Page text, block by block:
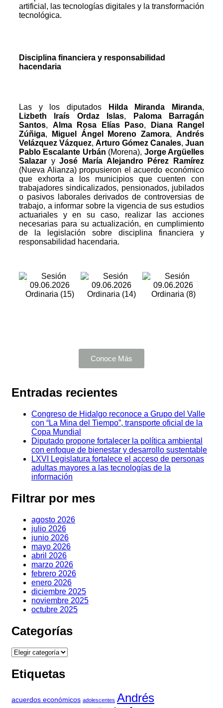
artificial, las tecnologías digitales y la transformación
tecnológica.
Disciplina financiera y responsabilidad
hacendaria
Las y los diputados Hilda Miranda Miranda,
Lizbeth lraís Ordaz Islas,
Paloma Barragán
Santos, Alma Rosa Elías Paso,
Diana Rangel
Zúñiga, Miguel Ángel Moreno Zamora,Andrés
Velázquez Vázquez, Arturo Gómez Canales, Juan
Pablo Escalante Urbán (Morena), Jorge Argüelles
Salazar yJosé María Alejandro Pérez Ramírez
(Nueva Alianza) propusieron el acuerdo económico
que exhorta a los municipios que cuenten con
trabajadores sindicalizados, pensionados, jubilados
o pasivos laborales derivados de controversias de
trabajo, a informar sobre la vigencia de sus estudios
actuariales y en su caso, realizar las acciones
necesarias para su actualización, en cumplimiento
de la legislación sobre disciplina financiera y
responsabilidad hacendaria.
Conoce Más
Entradas recientes
Congreso de Hidalgo reconoce a Grupo del Valle
con “La Mina del Tiempo”, transporte oficial de la
Copa Mundial
Diputado propone fortalecer la política ambiental
con enfoque de bienestar y desarrollo sustentable
LXVI Legislatura fortalece el acceso de personas
adultas mayores a las tecnologías de la
información
Filtrar por mes
agosto 2026
julio 2026
junio 2026
mayo 2026
abril 2026
marzo 2026
febrero 2026
enero 2026
diciembre 2025
noviembre 2025
octubre 2025
Categorías
Etiquetas
acuerdos económicos adolescentes Andrés